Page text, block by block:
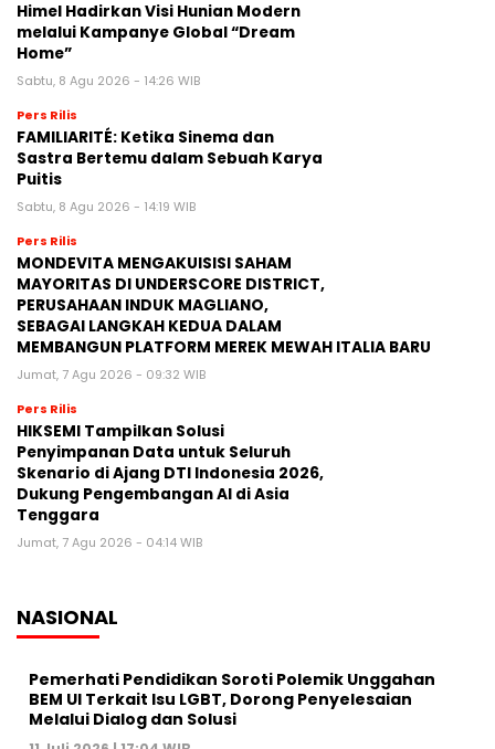
Himel Hadirkan Visi Hunian Modern
melalui Kampanye Global “Dream
Home”
Sabtu, 8 Agu 2026 - 14:26 WIB
Pers Rilis
FAMILIARITÉ: Ketika Sinema dan
Sastra Bertemu dalam Sebuah Karya
Puitis
Sabtu, 8 Agu 2026 - 14:19 WIB
Pers Rilis
MONDEVITA MENGAKUISISI SAHAM
MAYORITAS DI UNDERSCORE DISTRICT,
PERUSAHAAN INDUK MAGLIANO,
SEBAGAI LANGKAH KEDUA DALAM
MEMBANGUN PLATFORM MEREK MEWAH ITALIA BARU
Jumat, 7 Agu 2026 - 09:32 WIB
Pers Rilis
HIKSEMI Tampilkan Solusi
Penyimpanan Data untuk Seluruh
Skenario di Ajang DTI Indonesia 2026,
Dukung Pengembangan AI di Asia
Tenggara
Jumat, 7 Agu 2026 - 04:14 WIB
NASIONAL
Pemerhati Pendidikan Soroti Polemik Unggahan
BEM UI Terkait Isu LGBT, Dorong Penyelesaian
Melalui Dialog dan Solusi